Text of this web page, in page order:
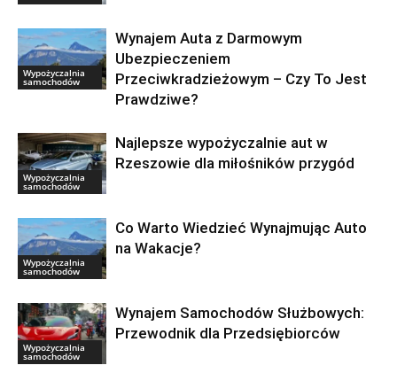
Wypożyczalnia
samochodów
Wynajem Auta z Darmowym
Ubezpieczeniem
Przeciwkradzieżowym – Czy To Jest
Prawdziwe?
Wypożyczalnia
samochodów
Najlepsze wypożyczalnie aut w
Rzeszowie dla miłośników przygód
Wypożyczalnia
samochodów
Co Warto Wiedzieć Wynajmując Auto
na Wakacje?
Wypożyczalnia
samochodów
Wynajem Samochodów Służbowych:
Przewodnik dla Przedsiębiorców